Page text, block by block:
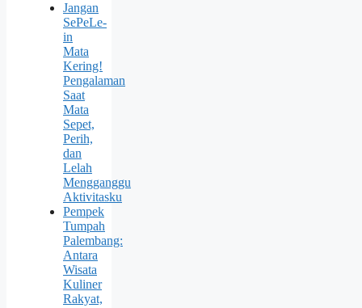
Jangan
SePeLe-
in
Mata
Kering!
Pengalaman
Saat
Mata
Sepet,
Perih,
dan
Lelah
Mengganggu
Aktivitasku
Pempek
Tumpah
Palembang:
Antara
Wisata
Kuliner
Rakyat,